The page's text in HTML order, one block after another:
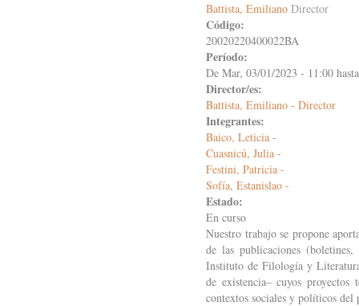
Battista, Emiliano Director
Código:
20020220400022BA
Período:
De Mar, 03/01/2023 - 11:00
Director/es:
Battista, Emiliano - Director
Integrantes:
Baico, Leticia -
Cuasnicú, Julia -
Festini, Patricia -
Sofía, Estanislao -
Estado:
En curso
Nuestro trabajo se propone
de las publicaciones
Instituto de Filología y
de existencia– cuyos
contextos sociales y políticos